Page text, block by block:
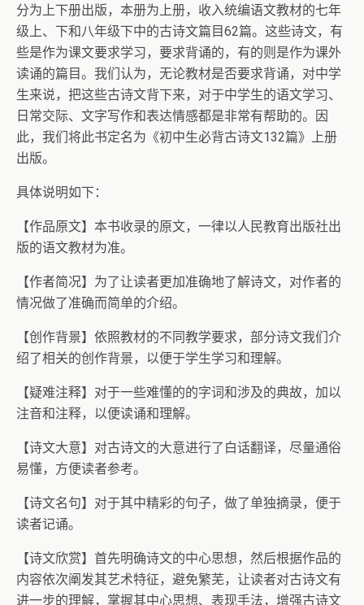
分为上下册出版，本册为上册，收入统编语文教材的七年
级上、下和八年级下中的古诗文篇目62篇。这些诗文，有
些是作为课文要求学习，要求背诵的，有的则是作为课外
读诵的篇目。我们认为，无论教材是否要求背诵，对中学
生来说，把这些古诗文背下来，对于中学生的语文学习、
日常交际、文字写作和表达情感都是非常有帮助的。因
此，我们将此书定名为《初中生必背古诗文132篇》上册
出版。
具体说明如下：
【作品原文】本书收录的原文，一律以人民教育出版社出
版的语文教材为准。
【作者简况】为了让读者更加准确地了解诗文，对作者的
情况做了准确而简单的介绍。
【创作背景】依照教材的不同教学要求，部分诗文我们介
绍了相关的创作背景，以便于学生学习和理解。
【疑难注释】对于一些难懂的的字词和涉及的典故，加以
注音和注释，以便读诵和理解。
【诗文大意】对古诗文的大意进行了白话翻译，尽量通俗
易懂，方便读者参考。
【诗文名句】对于其中精彩的句子，做了单独摘录，便于
读者记诵。
【诗文欣赏】首先明确诗文的中心思想，然后根据作品的
内容依次阐发其艺术特征，避免繁芜，让读者对古诗文有
进一步的理解，掌握其中心思想、表现手法，增强古诗文